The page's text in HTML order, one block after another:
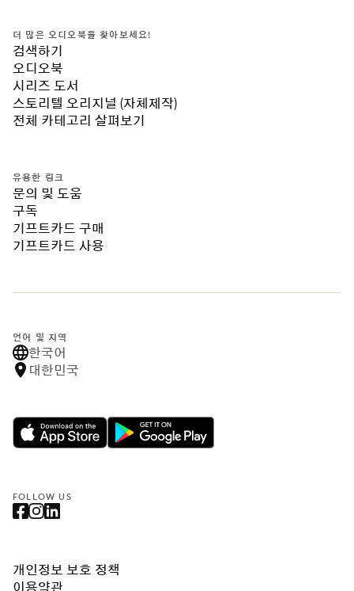
더 많은 오디오북을 찾아보세요!
검색하기
오디오북
시리즈 도서
스토리텔 오리지널 (자체제작)
전체 카테고리 살펴보기
유용한 링크
문의 및 도움
구독
기프트카드 구매
기프트카드 사용
언어 및 지역
한국어
대한민국
FOLLOW US
개인정보 보호 정책
이용약관